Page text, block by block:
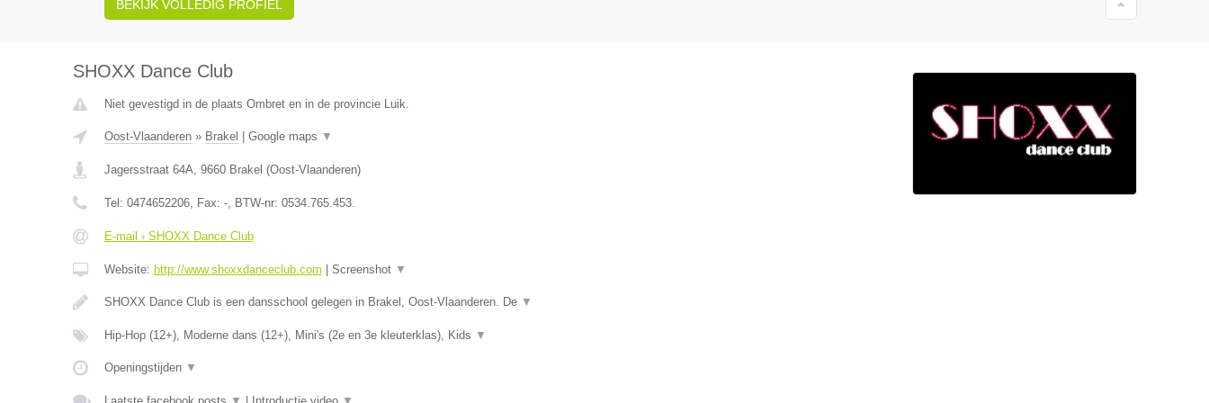
BEKIJK VOLLEDIG PROFIEL
SHOXX Dance Club
Niet gevestigd in de plaats Ombret en in de provincie Luik.
Oost-Vlaanderen» Brakel Google maps ▼
Jagersstraat 64A, 9660 Brakel (Oost-Vlaanderen)
Tel: 0474652206, Fax: -, BTW-nr: 0534.765.453.
E-mail › SHOXX Dance Club
Website: http://www.shoxxdanceclub.com Screenshot ▼
SHOXX Dance Club is een dansschool gelegen in Brakel, Oost-Vlaanderen. De ▼
Hip-Hop (12+), Moderne dans (12+), Mini's (2e en 3e kleuterklas), Kids ▼
Openingstijden ▼